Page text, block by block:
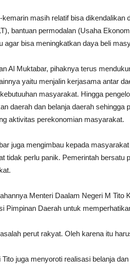
kemarin masih relatif bisa
bantuan permodalan (Usaha
agar bisa meningkatkan daya beli
Al Muktabar, pihaknya terus
yaitu menjalin kerjasama antar
masyarakat. Hingga
daerah dan belanja daerah
aktivitas perekonomian masyarakat.
juga mengimbau kepada
tidak perlu panik. Pemerintah bersatu
Menteri Daalam Negeri M Tito
Pimpinan Daerah untuk
perut rakyat. Oleh karena itu
Tito juga menyoroti realisasi belanja